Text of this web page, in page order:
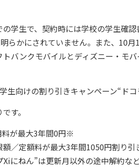
学生で、契約時には学校の学生確
らかにされていません。また、10
バンクモバイルとディズニー・モ
向けの割り引きキャンペーン“ドコ
す。
料が最大3年間0円※
／定額料が最大3年間1050円割り引
にねん”は更新月以外の途中解約な